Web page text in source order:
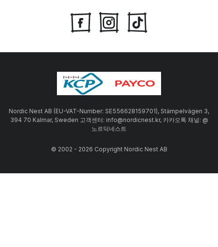
Nordic Nest AB (EU-VAT-Number: SE556628159701), Stämpelvägen 3,
394 70 Kalmar, Sweden 고객센터: info@nordicnest.kr, 카카오톡 채널: @
노르딕네스트
© 2002 - 2026 Copyright Nordic Nest AB